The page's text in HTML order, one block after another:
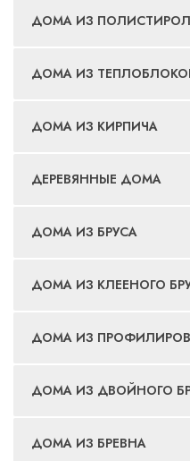
ДОМА ИЗ
ДОМА ИЗ
ДОМА ИЗ КИРПИЧА
ДЕРЕВЯННЫЕ ДОМА
ДОМА ИЗ БРУСА
ДОМА ИЗ КЛЕЕНОГО
ДОМА ИЗ
ДОМА ИЗ ДВОЙНОГО
ДОМА ИЗ БРЕВНА